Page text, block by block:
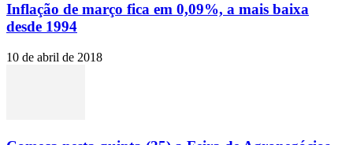
Inflação de março fica em 0,09%, a mais baixa
desde 1994
10 de abril de 2018